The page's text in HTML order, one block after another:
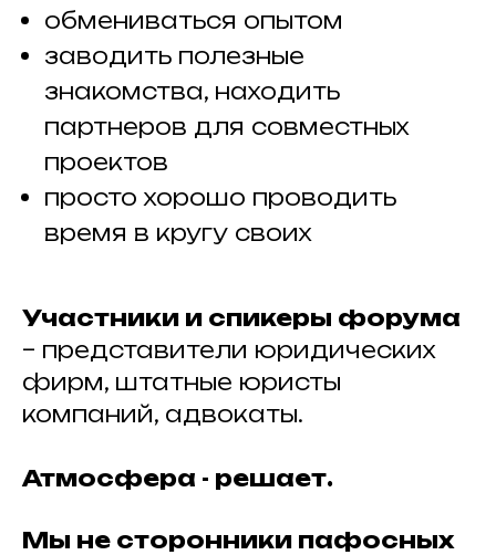
обмениваться опытом
заводить полезные
знакомства, находить
партнеров для совместных
проектов
просто хорошо проводить
время в кругу своих
Участники и спикеры форума
– представители юридических
фирм, штатные юристы
компаний, адвокаты.
Атмосфера - решает.
Мы не сторонники пафосных